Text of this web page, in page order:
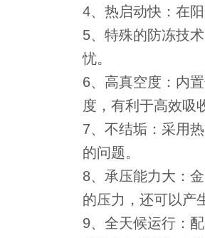
4、热启动快：在
5、特殊的防冻技
忧。
6、高真空度：内
度，有利于高效吸
7、不结垢：采用
的问题。
8、承压能力大：
的压力，还可以产
9、全天候运行：